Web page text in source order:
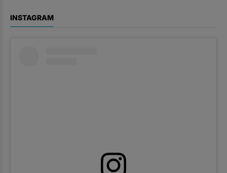
INSTAGRAM